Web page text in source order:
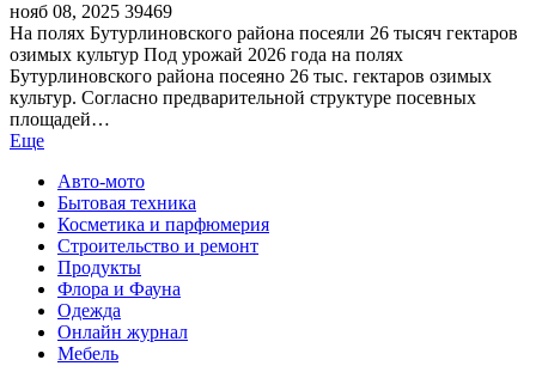
нояб 08, 2025 39469
На полях Бутурлиновского района посеяли 26 тысяч гектаров
озимых культур Под урожай 2026 года на полях
Бутурлиновского района посеяно 26 тыс. гектаров озимых
культур. Согласно предварительной структуре посевных
площадей…
Еще
Авто-мото
Бытовая техника
Косметика и парфюмерия
Строительство и ремонт
Продукты
Флора и Фауна
Одежда
Онлайн журнал
Мебель